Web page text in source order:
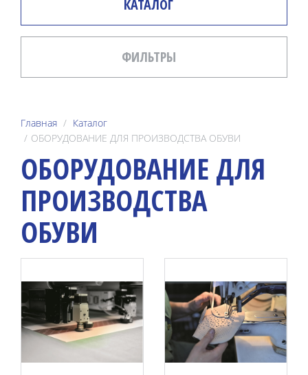
КАТАЛОГ
ФИЛЬТРЫ
Главная
Каталог
ОБОРУДОВАНИЕ ДЛЯ ПРОИЗВОДСТВА ОБУВИ
ОБОРУДОВАНИЕ ДЛЯ
ПРОИЗВОДСТВА
ОБУВИ